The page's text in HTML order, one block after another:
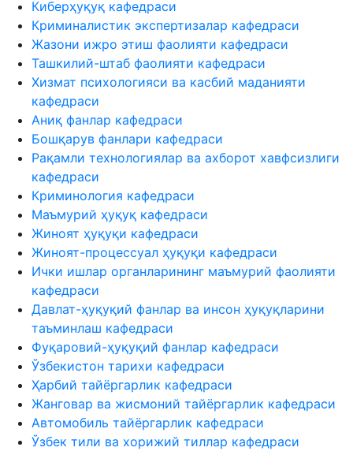
Киберҳуқуқ кафедраси
Криминалистик экспертизалар кафедраси
Жазони ижро этиш фаолияти кафедраси
Ташкилий-штаб фаолияти кафедраси
Хизмат психологияси ва касбий маданияти
кафедраси
Аниқ фанлар кафедраси
Бошқарув фанлари кафедраси
Рақамли технологиялар ва ахборот хавфсизлиги
кафедраси
Криминология кафедраси
Маъмурий ҳуқуқ кафедраси
Жиноят ҳуқуқи кафедраси
Жиноят-процессуал ҳуқуқи кафедраси
Ички ишлар органларининг маъмурий фаолияти
кафедраси
Давлат-ҳуқуқий фанлар ва инсон ҳуқуқларини
таъминлаш кафедраси
Фуқаровий-ҳуқуқий фанлар кафедраси
Ўзбекистон тарихи кафедраси
Ҳарбий тайёргарлик кафедраси
Жанговар ва жисмоний тайёргарлик кафедраси
Автомобиль тайёргарлик кафедраси
Ўзбек тили ва хорижий тиллар кафедраси